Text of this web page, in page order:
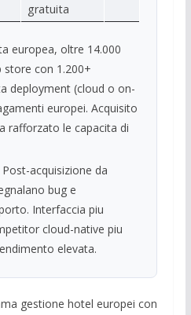
gratuita
europea, oltre 14.000
con 1.200+
deployment (cloud o on-
europei. Acquisito
rafforzato le capacita di
Post-acquisizione da
bug e
Interfaccia piu
cloud-native piu
elevata.
gestione hotel europei con